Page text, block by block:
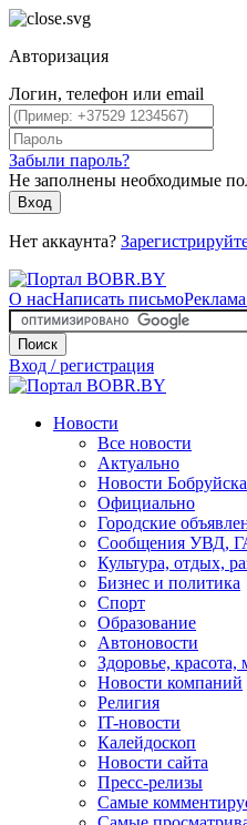
Авторизация
Логин, телефон или email
Забыли пароль?
Не заполнены необходимые
Вход
Нет аккаунта?
О насНаписать письмо
Поиск
Вход / регистрация
Новости
Все новости
Актуально
Новости Бобруйска
Официально
Городские
Сообщения УВД,
Культура, отдых,
Бизнес и политика
Спорт
Образование
Автоновости
Здоровье, красота,
Новости компаний
Религия
IT-новости
Калейдоскоп
Новости сайта
Пресс-релизы
Самые